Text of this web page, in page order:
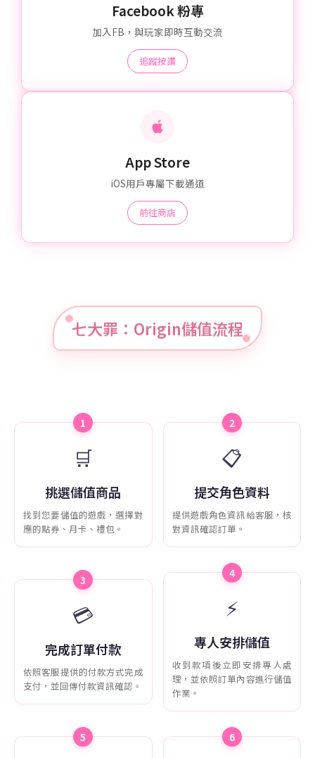
Facebook 粉專
加入FB，與玩家即時互動交流
追蹤按讚
App Store
iOS用戶專屬下載通道
前往商店
七大罪：Origin儲值流程
1
🛒
挑選儲值商品
找到您要儲值的遊戲，選擇對
應的點券、月卡、禮包。
2
📋
提交角色資料
提供遊戲角色資訊給客服，核
對資訊確認訂單。
3
💳
完成訂單付款
依照客服提供的付款方式完成
支付，並回傳付款資訊確認。
4
⚡
專人安排儲值
收到款項後立即安排專人處
理，並依照訂單內容進行儲值
作業。
5 6